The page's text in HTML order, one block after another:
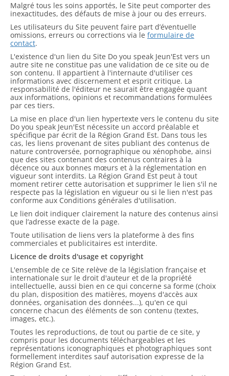
Malgré tous les soins apportés, le Site peut comporter des
inexactitudes, des défauts de mise à jour ou des erreurs.
Les utilisateurs du Site peuvent faire part d’éventuelle
omissions, erreurs ou corrections via le formulaire de
contact.
L'existence d'un lien du Site Do you speak Jeun'Est vers un
autre site ne constitue pas une validation de ce site ou de
son contenu. Il appartient à l'internaute d'utiliser ces
informations avec discernement et esprit critique. La
responsabilité de l'éditeur ne saurait être engagée quant
aux informations, opinions et recommandations formulées
par ces tiers.
La mise en place d'un lien hypertexte vers le contenu du site
Do you speak Jeun'Est nécessite un accord préalable et
spécifique par écrit de la Région Grand Est. Dans tous les
cas, les liens provenant de sites publiant des contenus de
nature controversée, pornographique ou xénophobe, ainsi
que des sites contenant des contenus contraires à la
décence ou aux bonnes mœurs et à la réglementation en
vigueur sont interdits. La Région Grand Est peut à tout
moment retirer cette autorisation et supprimer le lien s'il ne
respecte pas la législation en vigueur ou si le lien n'est pas
conforme aux Conditions générales d'utilisation.
Le lien doit indiquer clairement la nature des contenus ainsi
que l’adresse exacte de la page.
Toute utilisation de liens vers la plateforme à des fins
commerciales et publicitaires est interdite.
Licence de droits d'usage et copyright
L'ensemble de ce Site relève de la législation française et
internationale sur le droit d'auteur et de la propriété
intellectuelle, aussi bien en ce qui concerne sa forme (choix
du plan, disposition des matières, moyens d'accès aux
données, organisation des données...), qu'en ce qui
concerne chacun des éléments de son contenu (textes,
images, etc.).
Toutes les reproductions, de tout ou partie de ce site, y
compris pour les documents téléchargeables et les
représentations iconographiques et photographiques sont
formellement interdites sauf autorisation expresse de la
Région Grand Est.